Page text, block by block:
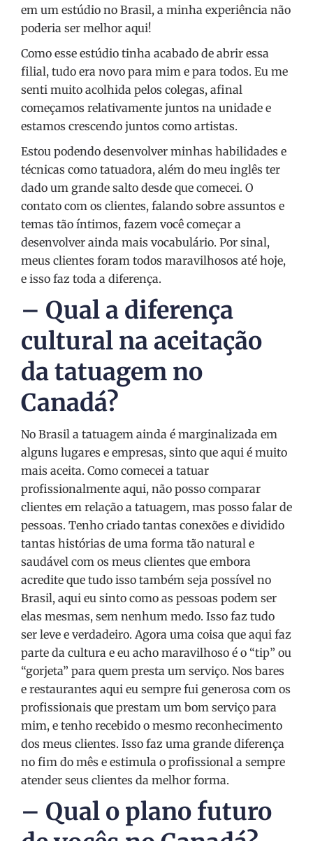
em um estúdio no Brasil, a minha experiência não
poderia ser melhor aqui!
Como esse estúdio tinha acabado de abrir essa
filial, tudo era novo para mim e para todos. Eu me
senti muito acolhida pelos colegas, afinal
começamos relativamente juntos na unidade e
estamos crescendo juntos como artistas.
Estou podendo desenvolver minhas habilidades e
técnicas como tatuadora, além do meu inglês ter
dado um grande salto desde que comecei. O
contato com os clientes, falando sobre assuntos e
temas tão íntimos, fazem você começar a
desenvolver ainda mais vocabulário. Por sinal,
meus clientes foram todos maravilhosos até hoje,
e isso faz toda a diferença.
– Qual a diferença
cultural na aceitação
da tatuagem no
Canadá?
No Brasil a tatuagem ainda é marginalizada em
alguns lugares e empresas, sinto que aqui é muito
mais aceita. Como comecei a tatuar
profissionalmente aqui, não posso comparar
clientes em relação a tatuagem, mas posso falar de
pessoas. Tenho criado tantas conexões e dividido
tantas histórias de uma forma tão natural e
saudável com os meus clientes que embora
acredite que tudo isso também seja possível no
Brasil, aqui eu sinto como as pessoas podem ser
elas mesmas, sem nenhum medo. Isso faz tudo
ser leve e verdadeiro. Agora uma coisa que aqui faz
parte da cultura e eu acho maravilhoso é o “tip” ou
“gorjeta” para quem presta um serviço. Nos bares
e restaurantes aqui eu sempre fui generosa com os
profissionais que prestam um bom serviço para
mim, e tenho recebido o mesmo reconhecimento
dos meus clientes. Isso faz uma grande diferença
no fim do mês e estimula o profissional a sempre
atender seus clientes da melhor forma.
– Qual o plano futuro